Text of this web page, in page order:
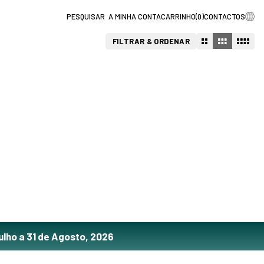
A MINHA CONTACARRINHO(0)CONTACTOS
FILTRAR & ORDENAR
a 31 de Agosto, 2026